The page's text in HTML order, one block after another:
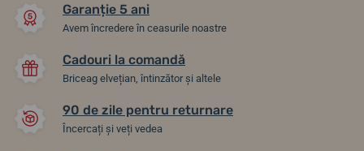
Garanție 5 ani
Avem încredere în ceasurile noastre
Cadouri la comandă
Briceag elvețian, întinzător și altele
90 de zile pentru returnare
Încercați și veți vedea